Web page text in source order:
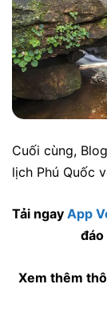
Cuối cùng,
lịch Phú Quốc
Tải ngay App
Xem thêm